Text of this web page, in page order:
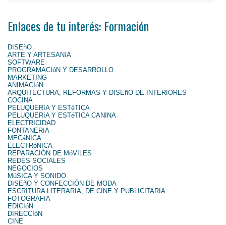
Enlaces de tu interés: Formación
DISEñO
ARTE Y ARTESANíA
SOFTWARE
PROGRAMACIóN Y DESARROLLO
MARKETING
ANIMACIóN
ARQUITECTURA, REFORMAS Y DISEñO DE INTERIORES
COCINA
PELUQUERíA Y ESTéTICA
PELUQUERíA Y ESTéTICA CANINA
ELECTRICIDAD
FONTANERíA
MECáNICA
ELECTRóNICA
REPARACIÓN DE MóVILES
REDES SOCIALES
NEGOCIOS
MúSICA Y SONIDO
DISEñO Y CONFECCIÓN DE MODA
ESCRITURA LITERARIA, DE CINE Y PUBLICITARIA
FOTOGRAFíA
EDICIóN
DIRECCIóN
CINE